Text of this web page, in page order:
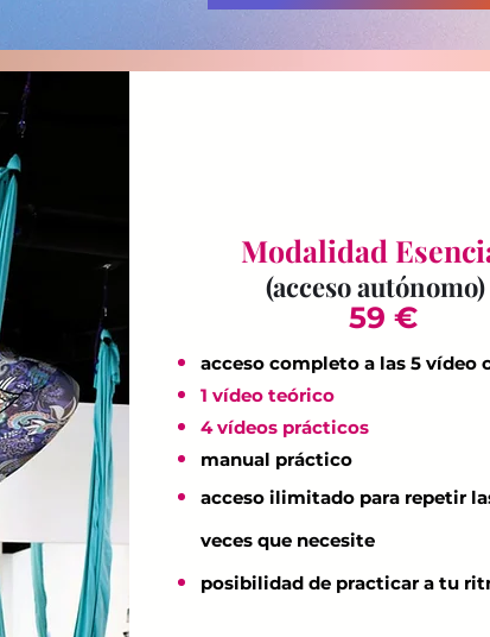
Modalidad
(acceso autónomo)
59 €
acceso completo a las 5 vídeo
1 vídeo teórico
4 vídeos prácticos
manual práctico
acceso ilimitado para repetir
veces que necesite
posibilidad de practicar a tu